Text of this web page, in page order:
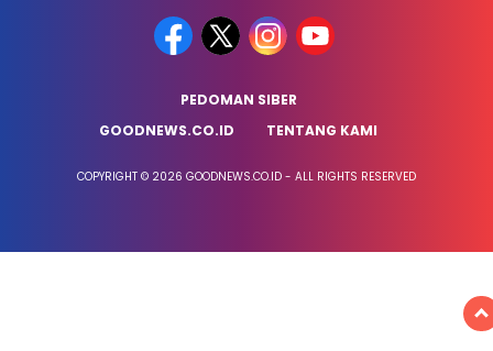
PEDOMAN SIBER
GOODNEWS.CO.ID
TENTANG KAMI
COPYRIGHT © 2026 GOODNEWS.CO.ID - ALL RIGHTS RESERVED